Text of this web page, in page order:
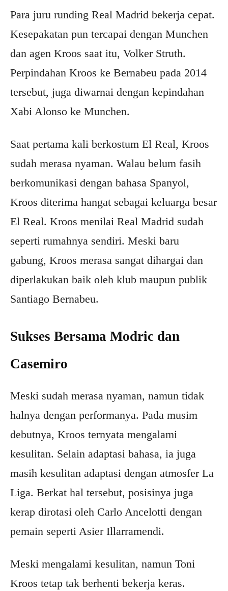
Para juru runding Real Madrid bekerja cepat.
Kesepakatan pun tercapai dengan Munchen
dan agen Kroos saat itu, Volker Struth.
Perpindahan Kroos ke Bernabeu pada 2014
tersebut, juga diwarnai dengan kepindahan
Xabi Alonso ke Munchen.
Saat pertama kali berkostum El Real, Kroos
sudah merasa nyaman. Walau belum fasih
berkomunikasi dengan bahasa Spanyol,
Kroos diterima hangat sebagai keluarga besar
El Real. Kroos menilai Real Madrid sudah
seperti rumahnya sendiri. Meski baru
gabung, Kroos merasa sangat dihargai dan
diperlakukan baik oleh klub maupun publik
Santiago Bernabeu.
Sukses Bersama Modric dan
Casemiro
Meski sudah merasa nyaman, namun tidak
halnya dengan performanya. Pada musim
debutnya, Kroos ternyata mengalami
kesulitan. Selain adaptasi bahasa, ia juga
masih kesulitan adaptasi dengan atmosfer La
Liga. Berkat hal tersebut, posisinya juga
kerap dirotasi oleh Carlo Ancelotti dengan
pemain seperti Asier Illarramendi.
Meski mengalami kesulitan, namun Toni
Kroos tetap tak berhenti bekerja keras.